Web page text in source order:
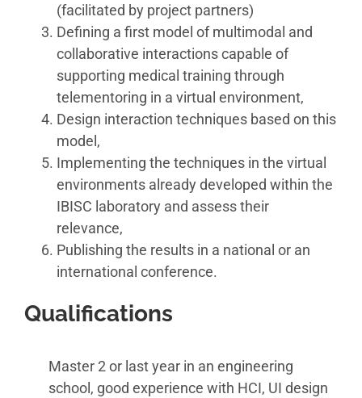
(facilitated by project partners)
Defining a first model of multimodal and
collaborative interactions capable of
supporting medical training through
telementoring in a virtual environment,
Design interaction techniques based on this
model,
Implementing the techniques in the virtual
environments already developed within the
IBISC laboratory and assess their
relevance,
Publishing the results in a national or an
international conference.
Qualifications
Master 2 or last year in an engineering
school, good experience with HCI, UI design